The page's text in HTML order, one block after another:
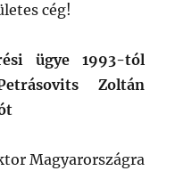
cég!
ügye 1993-tól
Zoltán
Magyarországra